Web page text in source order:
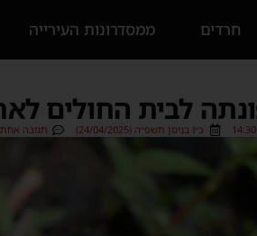
חרדים ממסדרונות העירייה
14:30 כ״ו בניסן תשפ״ה (24/04/2025) תגובה אחת